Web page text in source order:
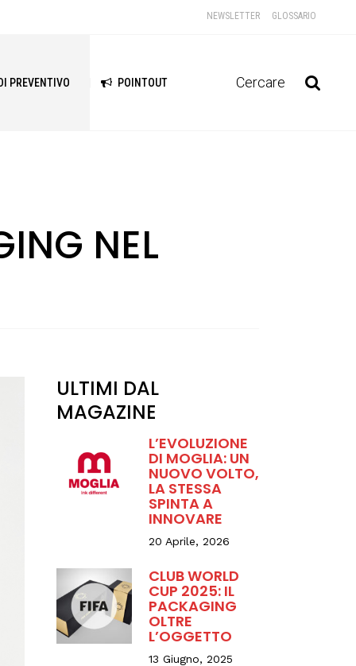
NEWSLETTER GLOSSARIO
Cercare
PREVENTIVO POINTOUT
NEL
ULTIMI DAL
MAGAZINE
L’EVOLUZIONE
DI MOGLIA: UN
NUOVO VOLTO,
LA STESSA
SPINTA A
INNOVARE
20 Aprile, 2026
CLUB WORLD
CUP 2025: IL
PACKAGING
OLTRE
L’OGGETTO
13 Giugno, 2025